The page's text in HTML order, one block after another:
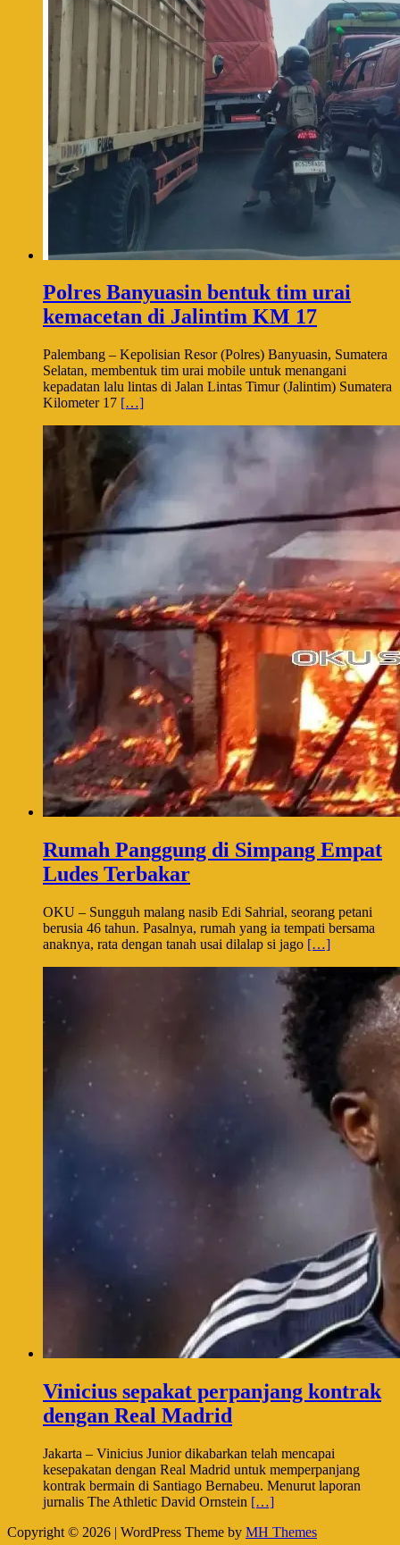
Polres Banyuasin bentuk tim urai
kemacetan di Jalintim KM 17
Palembang – Kepolisian Resor (Polres) Banyuasin, Sumatera
Selatan, membentuk tim urai mobile untuk menangani
kepadatan lalu lintas di Jalan Lintas Timur (Jalintim) Sumatera
Kilometer 17 […]
Rumah Panggung di Simpang Empat
Ludes Terbakar
OKU – Sungguh malang nasib Edi Sahrial, seorang petani
berusia 46 tahun. Pasalnya, rumah yang ia tempati bersama
anaknya, rata dengan tanah usai dilalap si jago […]
Vinicius sepakat perpanjang kontrak
dengan Real Madrid
Jakarta – Vinicius Junior dikabarkan telah mencapai
kesepakatan dengan Real Madrid untuk memperpanjang
kontrak bermain di Santiago Bernabeu. Menurut laporan
jurnalis The Athletic David Ornstein […]
Copyright © 2026 | WordPress Theme by MH Themes